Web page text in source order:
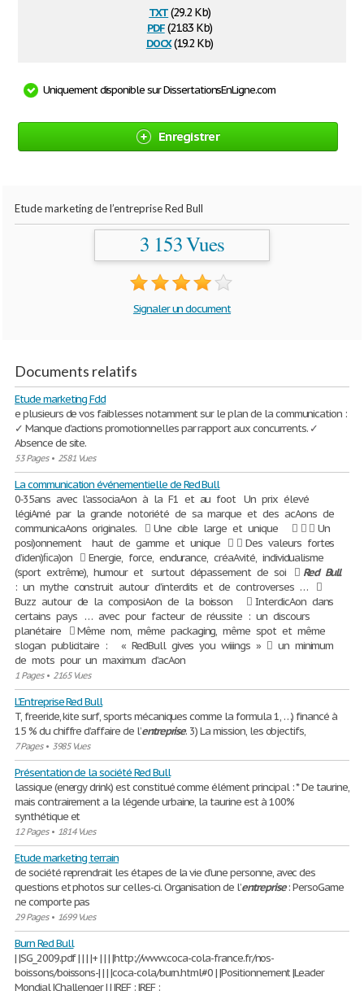
txt(29.2 Kb)
pdf(218.3 Kb)
docx(19.2 Kb)
Uniquement disponible sur DissertationsEnLigne.com
Enregistrer
Etude marketing de l’entreprise Red Bull
3 153 Vues
Signaler un document
Documents relatifs
Etude marketing Fdd
e plusieurs de vos faiblesses notamment sur le plan de la communication :
✓ Manque d’actions promotionnelles par rapport aux concurrents. ✓
Absence de site.
53 Pages• 2581 Vues
La communication événementielle de Red Bull
0‐35ans avec l’associaAon à la F1 et au foot Un prix élevé
légiAmé par la grande notoriété de sa marque et des acAons de
communicaAons originales.  Une cible large et unique    Un
posi)onnement haut de gamme et unique   Des valeurs fortes
d’iden)ﬁca)on  Energie, force, endurance, créaAvité, individualisme
(sport extrême), humour et surtout dépassement de soi  Red Bull
: un mythe construit autour d’interdits et de controverses … 
Buzz autour de la composiAon de la boisson  InterdicAon dans
certains pays … avec pour facteur de réussite : un discours
planétaire  Même nom, même packaging, même spot et même
slogan publicitaire : « RedBull gives you wiiings »  un minimum
de mots pour un maximum d’acAon
1 Pages• 2165 Vues
L'Entreprise Red Bull
T, freeride, kite surf, sports mécaniques comme la formula 1, …) financé à
15 % du chiffre d’affaire de l’entreprise. 3) La mission, les objectifs,
7 Pages• 3985 Vues
Présentation de la société Red Bull
lassique (energy drink) est constitué comme élément principal : * De taurine,
mais contrairement a la légende urbaine, la taurine est à 100%
synthétique et
12 Pages• 1814 Vues
Etude marketing terrain
de société reprendrait les étapes de la vie d’une personne, avec des
questions et photos sur celles-ci. Organisation de l’entreprise: PersoGame
ne comporte pas
29 Pages• 1699 Vues
Burn Red Bull
| |SG_2009.pdf | | | |+ | | | |http://www.coca-cola-france.fr/nos-
boissons/boissons-| | | |coca-cola/burn.html#0 | |Positionnement |Leader
Mondial |Challenger | | |REF : |REF :